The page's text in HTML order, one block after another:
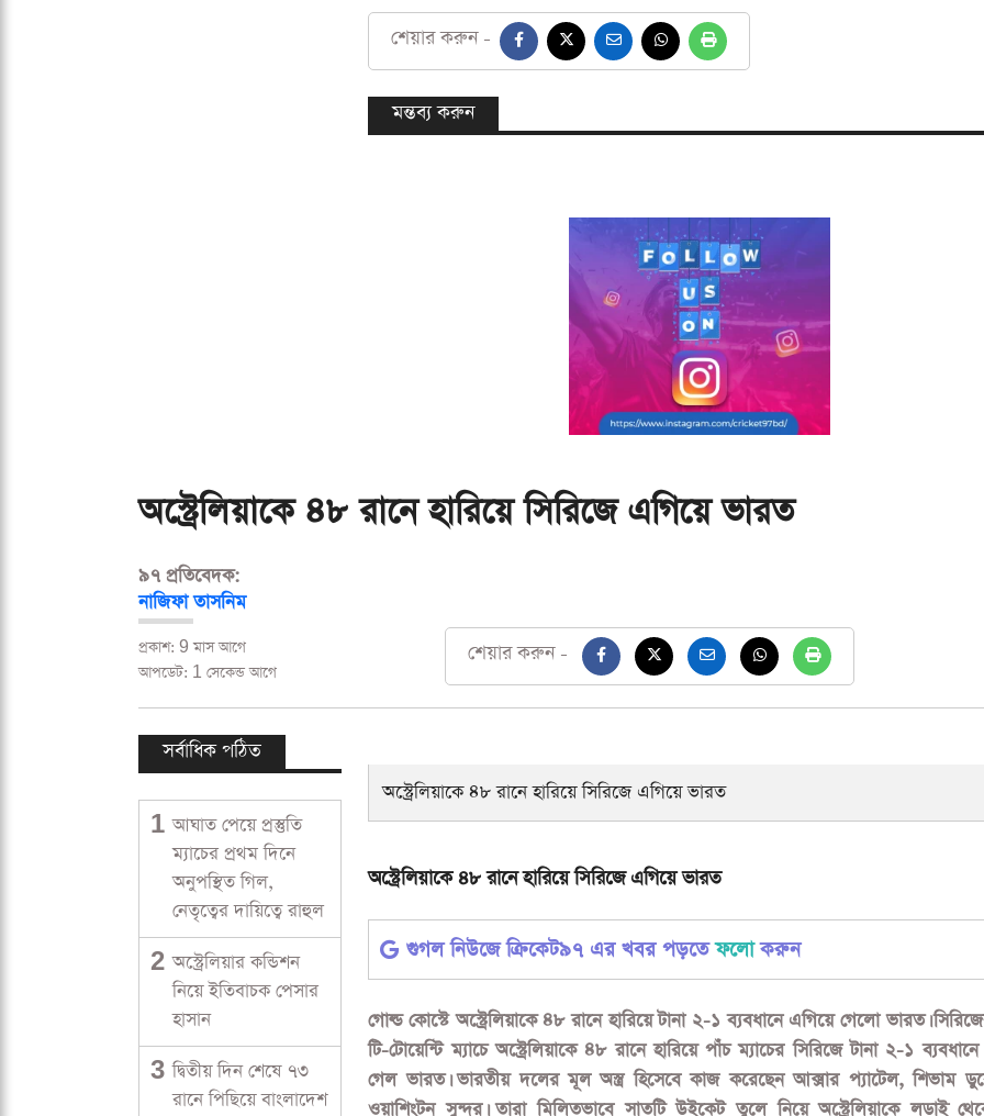
শেয়ার করুন -
মন্তব্য করুন
অস্ট্রেলিয়াকে ৪৮ রানে হারিয়ে সিরিজে এগিয়ে ভারত
৯৭ প্রতিবেদক:
নাজিফা তাসনিম
প্রকাশ: 9 মাস আগে
আপডেট: 1 সেকেন্ড আগে
শেয়ার করুন -
সর্বাধিক পঠিত
1 আঘাত পেয়ে প্রস্তুতি
ম্যাচের প্রথম দিনে
অনুপস্থিত গিল,
নেতৃত্বের দায়িত্বে রাহুল
2 অস্ট্রেলিয়ার কন্ডিশন
নিয়ে ইতিবাচক পেসার
হাসান
3 দ্বিতীয় দিন শেষে ৭৩
রানে পিছিয়ে বাংলাদেশ